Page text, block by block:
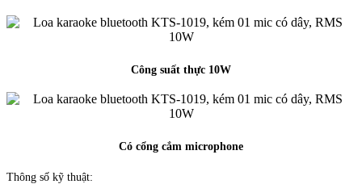
Công suất thực 10W
Có cổng cắm microphone
Thông số kỹ thuật: